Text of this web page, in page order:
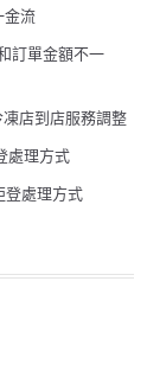
金流
訂單金額不一
店到店服務調整
處理方式
登處理方式